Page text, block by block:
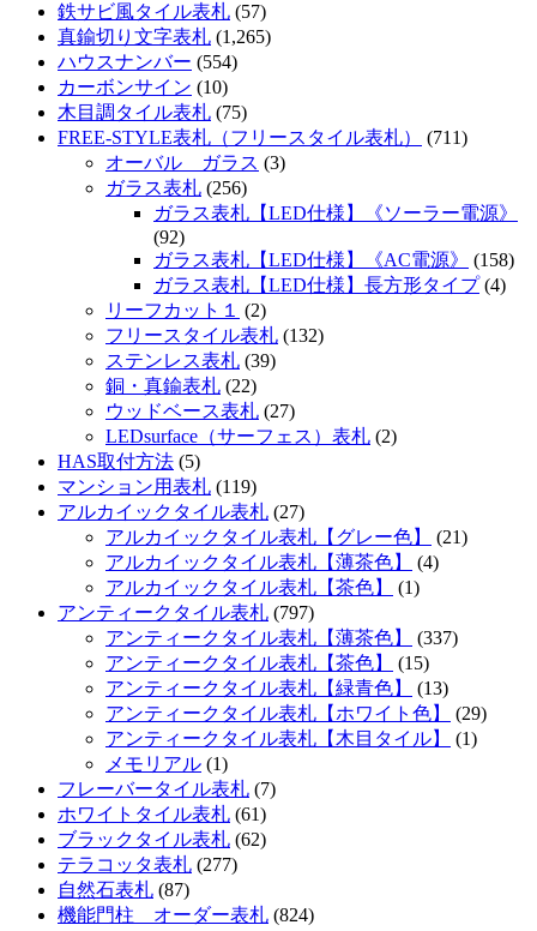
鉄サビ風タイル表札 (57)
真鍮切り文字表札 (1,265)
ハウスナンバー (554)
カーボンサイン (10)
木目調タイル表札 (75)
FREE-STYLE表札（フリースタイル表札）
(711)
オーバル ガラス (3)
ガラス表札 (256)
ガラス表札【LED仕様】《ソーラー電源》
(92)
ガラス表札【LED仕様】《AC電源》
(158)
ガラス表札【LED仕様】長方形タイプ(4)
リーフカット１
(2)
フリースタイル表札 (132)
ステンレス表札 (39)
銅・真鍮表札 (22)
ウッドベース表札 (27)
LEDsurface（サーフェス）表札 (2)
HAS取付方法 (5)
マンション用表札 (119)
アルカイックタイル表札 (27)
アルカイックタイル表札【グレー色】
(21)
アルカイックタイル表札【薄茶色】
(4)
アルカイックタイル表札【茶色】
(1)
アンティークタイル表札 (797)
アンティークタイル表札【薄茶色】
(337)
アンティークタイル表札【茶色】
(15)
アンティークタイル表札【緑青色】
(13)
アンティークタイル表札【ホワイト色】
(29)
アンティークタイル表札【木目タイル】
(1)
メモリアル (1)
フレーバータイル表札 (7)
ホワイトタイル表札 (61)
ブラックタイル表札 (62)
テラコッタ表札 (277)
自然石表札 (87)
機能門柱 オーダー表札 (824)